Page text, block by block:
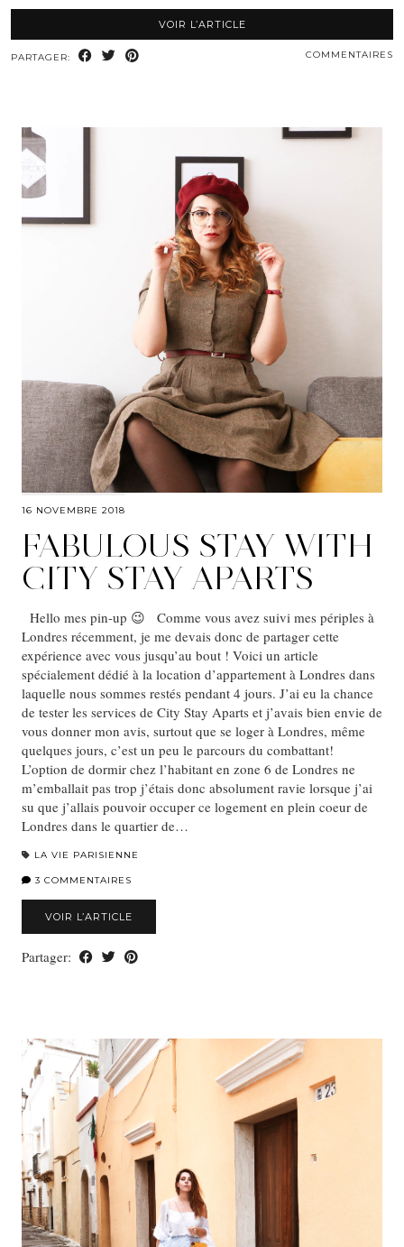
VOIR L’ARTICLE
PARTAGER: COMMENTAIRES
16 NOVEMBRE 2018
FABULOUS STAY WITH
CITY STAY APARTS
Hello mes pin-up 😉 Comme vous avez suivi mes périples à
Londres récemment, je me devais donc de partager cette
expérience avec vous jusqu’au bout ! Voici un article
spécialement dédié à la location d’appartement à Londres dans
laquelle nous sommes restés pendant 4 jours. J’ai eu la chance
de tester les services de City Stay Aparts et j’avais bien envie de
vous donner mon avis, surtout que se loger à Londres, même
quelques jours, c’est un peu le parcours du combattant!
L’option de dormir chez l’habitant en zone 6 de Londres ne
m’emballait pas trop j’étais donc absolument ravie lorsque j’ai
su que j’allais pouvoir occuper ce logement en plein coeur de
Londres dans le quartier de…
LA VIE PARISIENNE
3 COMMENTAIRES
VOIR L’ARTICLE
Partager: